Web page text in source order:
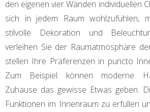
den eigenen vier Wänden individuellen
sich in jedem Raum wohlzufühlen,
stilvolle Dekoration und
verleihen Sie der Raumatmosphäre
stellen Ihre Präferenzen in puncto
Zum Beispiel können moderne
Zuhause das gewisse Etwas geben.
Funktionen im Innenraum zu erfüllen